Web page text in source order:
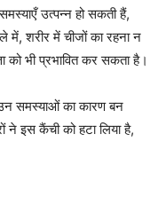
उत्पन्न हो सकती हैं,
में, शरीर में चीजों का रहना न
को भी प्रभावित कर सकता है।
समस्याओं का कारण बन
ने इस कैंची को हटा लिया है,